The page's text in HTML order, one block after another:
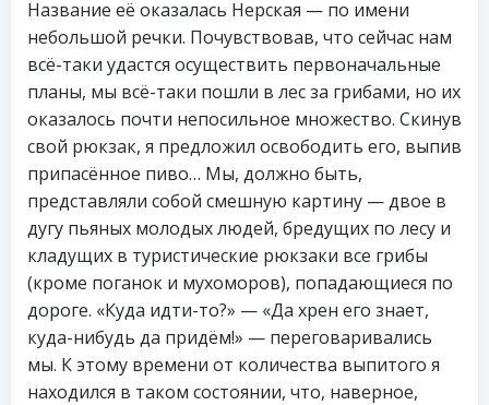
Название её оказалась Нерская — по имени
небольшой речки. Почувствовав, что сейчас нам
всё-таки удастся осуществить первоначальные
планы, мы всё-таки пошли в лес за грибами, но их
оказалось почти непосильное множество. Скинув
свой рюкзак, я предложил освободить его, выпив
припасённое пиво… Мы, должно быть,
представляли собой смешную картину — двое в
дугу пьяных молодых людей, бредущих по лесу и
кладущих в туристические рюкзаки все грибы
(кроме поганок и мухоморов), попадающиеся по
дороге. «Куда идти-то?» — «Да хрен его знает,
куда-нибудь да придём!» — переговаривались
мы. К этому времени от количества выпитого я
находился в таком состоянии, что, наверное,